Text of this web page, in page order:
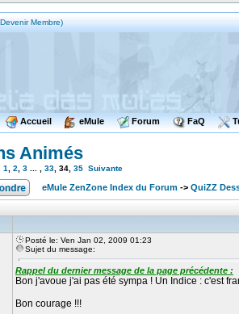
Membre)
Accueil eMule Forum FaQ
Animés
1 2 3 33 34 35 Suivante
eMule ZenZone Index du Forum -> QuiZZ
Posté le: Ven Jan 02, 2009 01:23
Sujet du message:
Rappel du dernier message de la page précédente :
Bon j'avoue j'ai pas été sympa ! Un Indice : c'est
Bon courage !!!